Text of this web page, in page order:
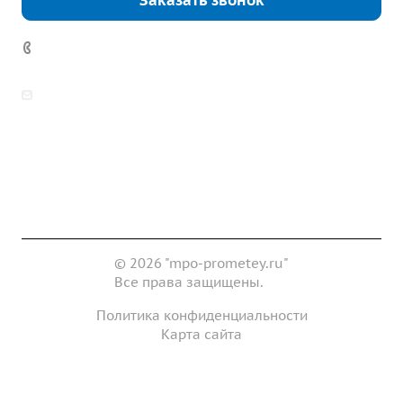
© 2026 "mpo-prometey.ru"
Все права защищены.
Политика конфиденциальности
Карта сайта